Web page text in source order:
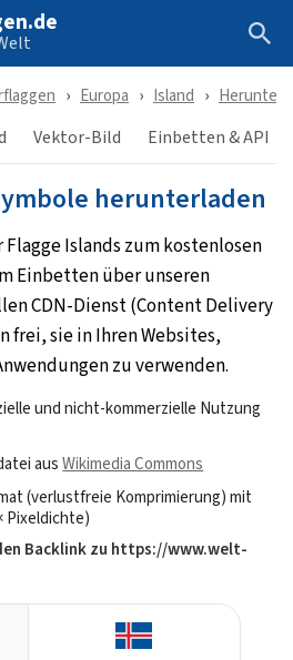
Europa Island
Vektor-Bild Einbetten & API
herunterladen
Islands zum kostenlosen
Einbetten über unseren
CDN-Dienst (Content Delivery
frei, sie in Ihren Websites,
zu verwenden.
und nicht-kommerzielle Nutzung
ausWikimedia Commons
(verlustfreie Komprimierung) mit
Pixeldichte)
Backlink zu https://www.welt-